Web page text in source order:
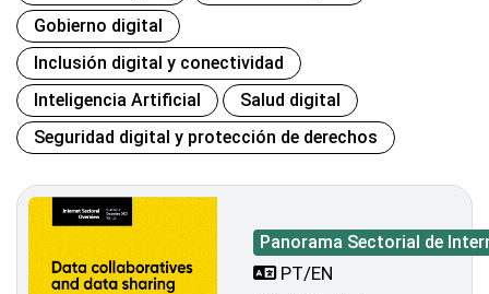
Gobierno digital
Inclusión digital y conectividad
Inteligencia Artificial
Salud digital
Seguridad digital y protección de derechos
Panorama Sectorial de
PT/EN